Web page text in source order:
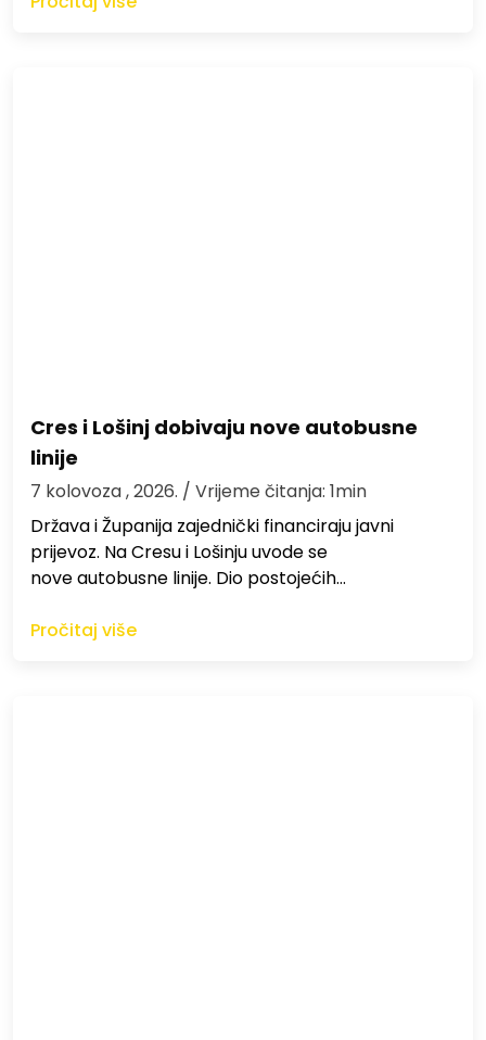
Cres i Lošinj dobivaju nove autobusne
linije
7 kolovoza , 2026. / Vrijeme čitanja: 1min
Država i Županija zajednički financiraju javni
prijevoz. Na Cresu i Lošinju uvode se
nove autobusne linije. Dio postojećih…
Pročitaj više